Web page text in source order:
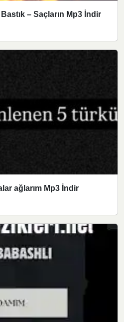
– Saçların Mp3 İndir
ağlarım Mp3 İndir